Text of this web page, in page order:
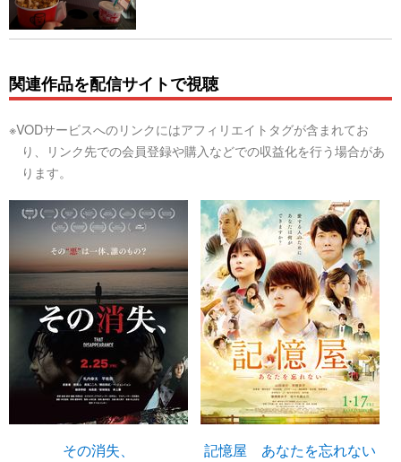
関連作品を配信サイトで視聴
※VODサービスへのリンクにはアフィリエイトタグが含まれてお
り、リンク先での会員登録や購入などでの収益化を行う場合があ
ります。
その消失、 記憶屋 あなたを忘れない